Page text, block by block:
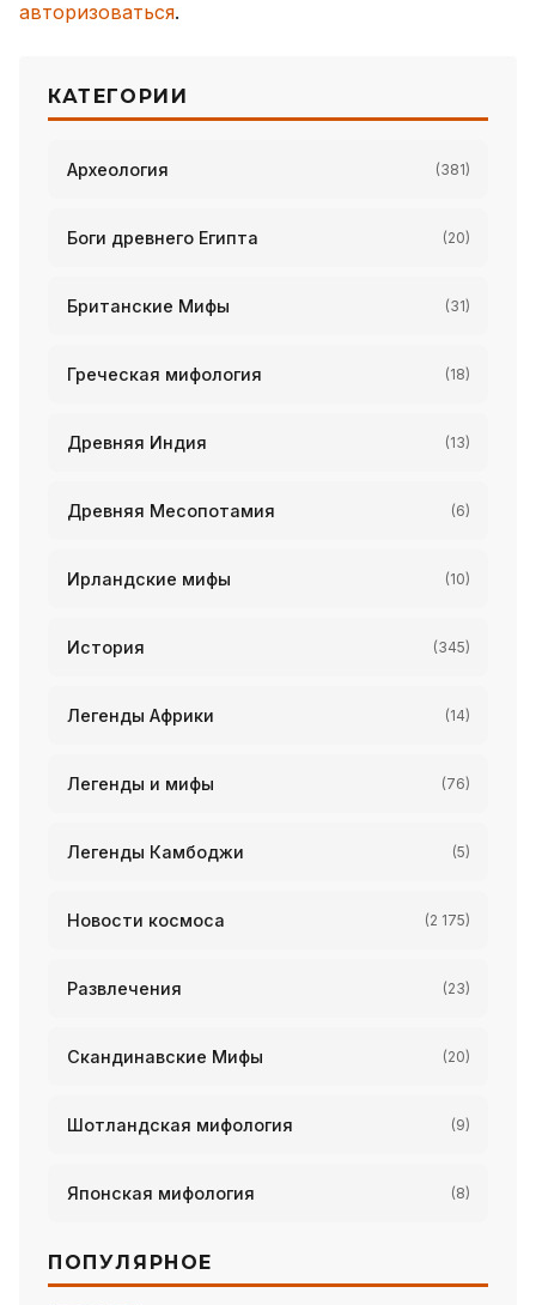
авторизоваться.
КАТЕГОРИИ
Археология (381)
Боги древнего Египта (20)
Британские Мифы (31)
Греческая мифология (18)
Древняя Индия (13)
Древняя Месопотамия (6)
Ирландские мифы (10)
История (345)
Легенды Африки (14)
Легенды и мифы (76)
Легенды Камбоджи (5)
Новости космоса (2 175)
Развлечения (23)
Скандинавские Мифы (20)
Шотландская мифология (9)
Японская мифология (8)
ПОПУЛЯРНОЕ